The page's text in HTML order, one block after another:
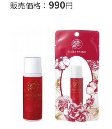
販売価格： 990円